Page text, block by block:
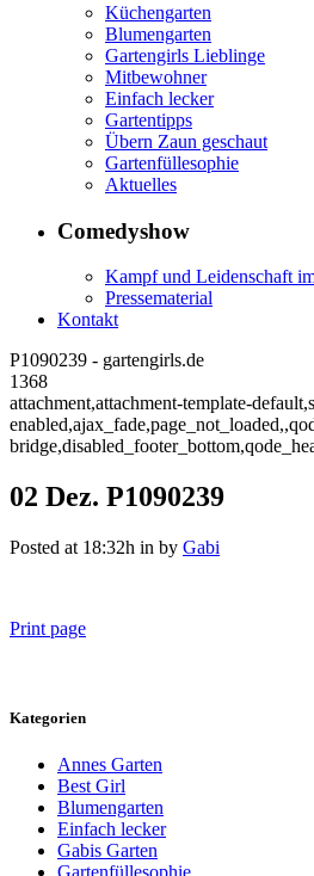
Küchengarten
Blumengarten
Gartengirls Lieblinge
Mitbewohner
Einfach lecker
Gartentipps
Übern Zaun geschaut
Gartenfüllesophie
Aktuelles
Comedyshow
Kampf und Leidenschaft
Pressematerial
Kontakt
P1090239 - gartengirls.de
1368
attachment,attachment-template-
02 Dez. P1090239
Posted at 18:32h in by Gabi
Print page
Kategorien
Annes Garten
Best Girl
Blumengarten
Einfach lecker
Gabis Garten